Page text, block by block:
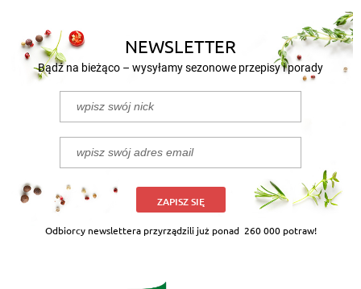
NEWSLETTER
Bądź na bieżąco – wysyłamy sezonowe przepisy i porady
ZAPISZ SIĘ
Odbiorcy newslettera przyrządzili już ponad 260 000 potraw!